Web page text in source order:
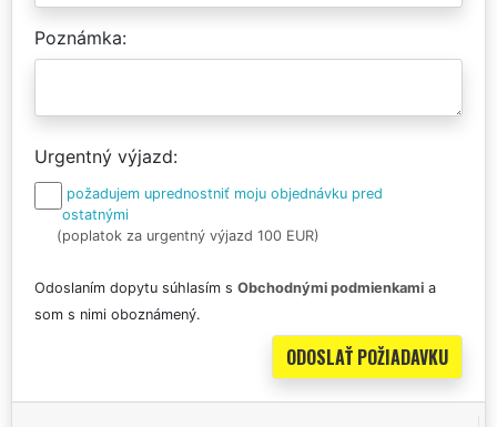
Poznámka
Urgentný výjazd
požadujem uprednostniť moju objednávku pred
ostatnými
(poplatok za urgentný výjazd 100 EUR)
Odoslaním dopytu súhlasím s Obchodnými podmienkami a
som s nimi oboznámený.